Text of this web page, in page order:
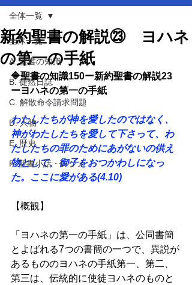
全体一覧
A. 聖書の知識
B. 徒然日誌
C. 解散命令請求問題
D. 人物
E. 歴史
F. 聖書小話・レジメ
全体一覧
新約聖書の解説㉓ ヨハネ
の第一の手紙
🔷聖書の知識150ー新約聖書の解説23
ーヨハネの第一の手紙
わたしたちが神を愛したのではなく、
神がわたしたちを愛して下さって、わ
たしたちの罪のためにあがないの供え
物として、御子をおつかわしになっ
た。ここに愛がある(4.10)
【概観】
「ヨハネの第一の手紙」は、公同書簡
とよばれる7つの書簡の一つで、異説が
あるもののヨハネの手紙第一、第二、
第三は、伝統的に使徒ヨハネのものと